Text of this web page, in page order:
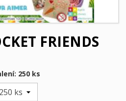
FRIENDS
250 ks